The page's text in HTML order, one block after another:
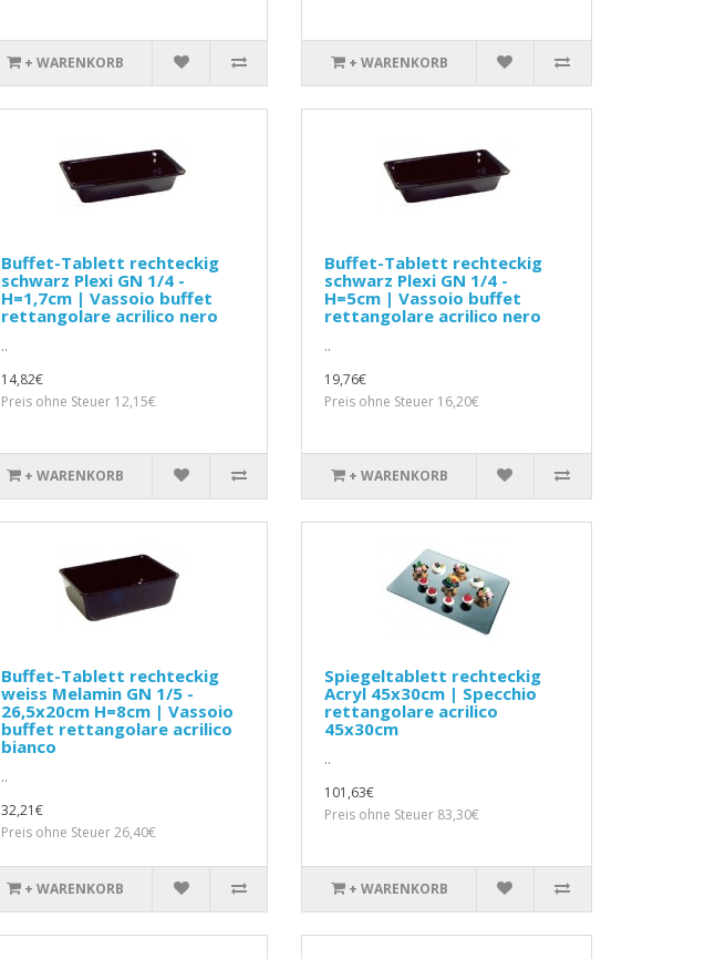
+ WARENKORB + WARENKORB
Buffet-Tablett rechteckig
schwarz Plexi GN 1/4 -
H=1,7cm | Vassoio buffet
rettangolare acrilico nero
..
14,82€
Preis ohne Steuer 12,15€
+ WARENKORB
Buffet-Tablett rechteckig
schwarz Plexi GN 1/4 -
H=5cm | Vassoio buffet
rettangolare acrilico nero
..
19,76€
Preis ohne Steuer 16,20€
+ WARENKORB
Buffet-Tablett rechteckig
weiss Melamin GN 1/5 -
26,5x20cm H=8cm | Vassoio
buffet rettangolare acrilico
bianco
..
32,21€
Preis ohne Steuer 26,40€
+ WARENKORB
Spiegeltablett rechteckig
Acryl 45x30cm | Specchio
rettangolare acrilico
45x30cm
..
101,63€
Preis ohne Steuer 83,30€
+ WARENKORB